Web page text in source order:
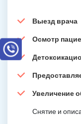
Выезд врача
Осмотр
Увеличение
Снятие и